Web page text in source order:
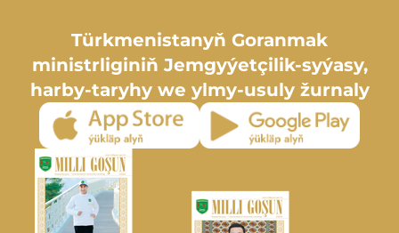
Türkmenistanyň Goranmak
ministrliginiň Jemgyýetçilik-syýasy,
harby-taryhy we ylmy-usuly žurnaly